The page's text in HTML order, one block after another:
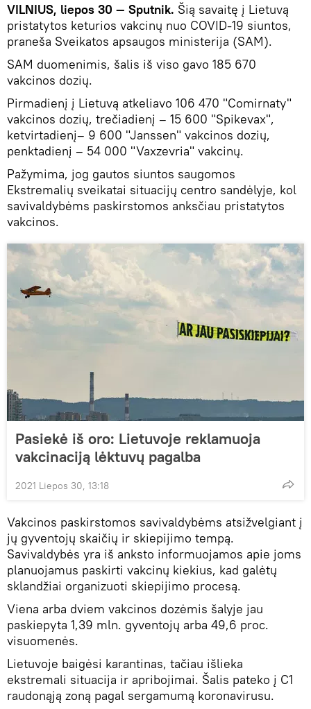
VILNIUS, liepos 30 — Sputnik. Šią savaitę į Lietuvą
pristatytos keturios vakcinų nuo COVID-19 siuntos,
praneša Sveikatos apsaugos ministerija (SAM).
SAM duomenimis, šalis iš viso gavo 185 670
vakcinos dozių.
Pirmadienį į Lietuvą atkeliavo 106 470 "Comirnaty"
vakcinos dozių, trečiadienį – 15 600 "Spikevax",
ketvirtadienį– 9 600 "Janssen" vakcinos dozių,
penktadienį – 54 000 "Vaxzevria" vakcinų.
Pažymima, jog gautos siuntos saugomos
Ekstremalių sveikatai situacijų centro sandėlyje, kol
savivaldybėms paskirstomos anksčiau pristatytos
vakcinos.
Pasiekė iš oro: Lietuvoje reklamuoja
vakcinaciją lėktuvų pagalba
2021 Liepos 30, 13:18
Vakcinos paskirstomos savivaldybėms atsižvelgiant į
jų gyventojų skaičių ir skiepijimo tempą.
Savivaldybės yra iš anksto informuojamos apie joms
planuojamus paskirti vakcinų kiekius, kad galėtų
sklandžiai organizuoti skiepijimo procesą.
Viena arba dviem vakcinos dozėmis šalyje jau
paskiepyta 1,39 mln. gyventojų arba 49,6 proc.
visuomenės.
Lietuvoje baigėsi karantinas, tačiau išlieka
ekstremali situacija ir apribojimai. Šalis pateko į C1
raudonąją zoną pagal sergamumą koronavirusu.